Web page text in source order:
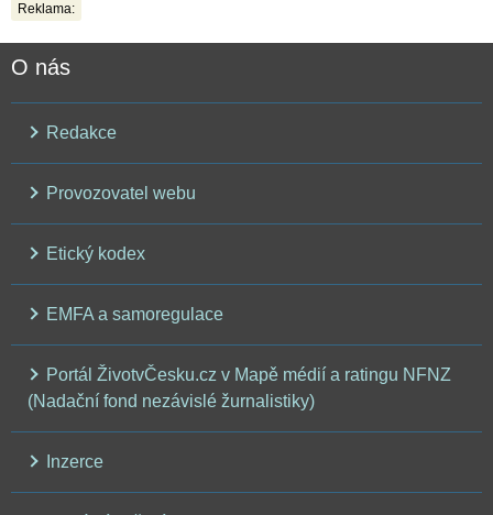
Reklama:
O nás
Redakce
Provozovatel webu
Etický kodex
EMFA a samoregulace
Portál ŽivotvČesku.cz v Mapě médií a ratingu NFNZ
(Nadační fond nezávislé žurnalistiky)
Inzerce